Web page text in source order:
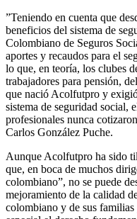
”Teniendo en cuenta que
beneficios del sistema de
Colombiano de Seguros
aportes y recaudos para el
lo que, en teoría, los clubes
trabajadores para pensión,
que nació Acolfutpro y
sistema de seguridad social,
profesionales nunca
Carlos González Puche.
Aunque Acolfutpro ha sido
que, en boca de muchos
colombiano”, no se puede
mejoramiento de la calidad
colombiano y de sus familias